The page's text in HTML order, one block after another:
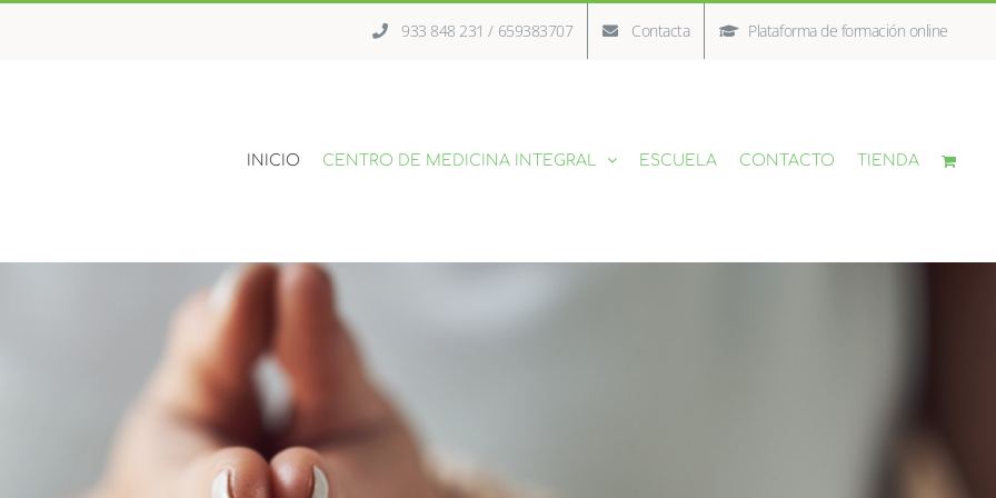
933 848 231 / 659383707 Contacta Plataforma de formación online
INICIO CENTRO DE MEDICINA INTEGRAL ESCUELA CONTACTO TIENDA